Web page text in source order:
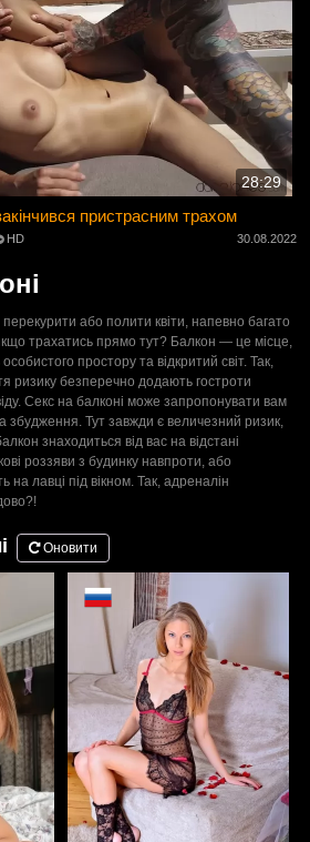
28:29
пристрасним трахом
HD 30.08.2022
або полити квіти, напевно багато
трахатись прямо тут? Балкон — це місце,
простору та відкритий світ. Так,
ризику безперечно додають гостроти
Секс на балконі може запропонувати вам
збудження. Тут завжди є величезний ризик,
знаходиться від вас на відстані
роззяви з будинку навпроти, або
на лавці під вікном. Так, адреналін
Оновити